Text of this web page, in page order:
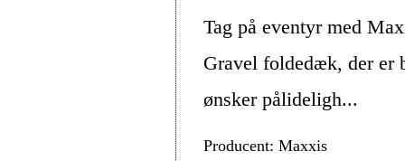
Tag på eventyr med
Gravel foldedæk, der er
ønsker pålideligh...
Producent: Maxxis